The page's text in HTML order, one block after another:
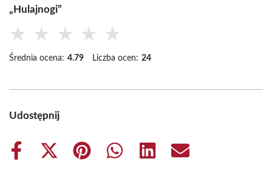
„Hulajnogi”
★ ★ ★ ★ ★
Średnia ocena: 4.79 Liczba ocen: 24
Udostępnij
Share
Share
Share
Share
Share
Share